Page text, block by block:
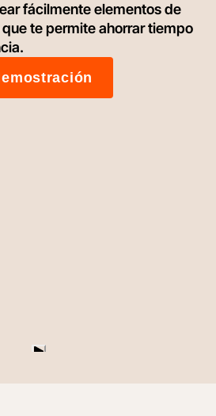
fácilmente elementos de
te permite ahorrar tiempo